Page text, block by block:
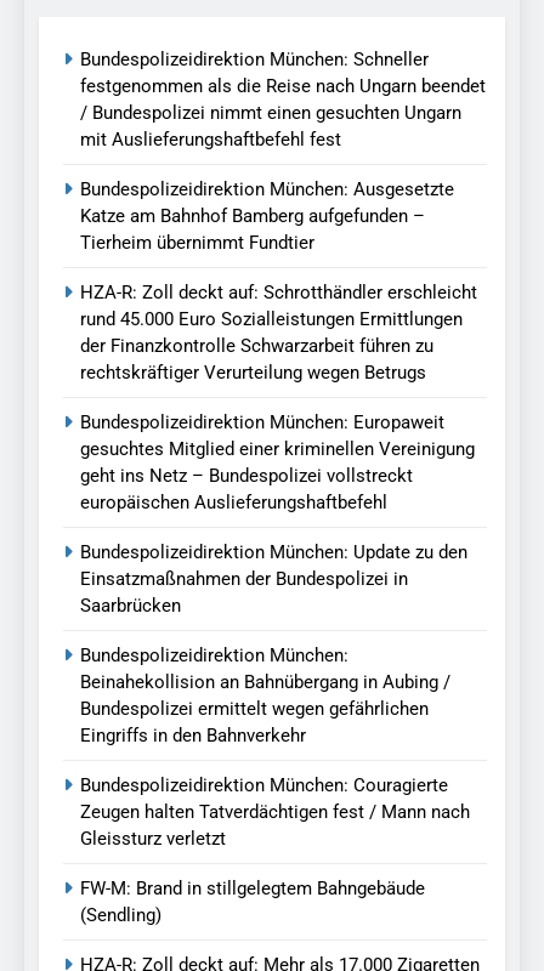
Bundespolizeidirektion München: Schneller
festgenommen als die Reise nach Ungarn beendet
/ Bundespolizei nimmt einen gesuchten Ungarn
mit Auslieferungshaftbefehl fest
Bundespolizeidirektion München: Ausgesetzte
Katze am Bahnhof Bamberg aufgefunden –
Tierheim übernimmt Fundtier
HZA-R: Zoll deckt auf: Schrotthändler erschleicht
rund 45.000 Euro Sozialleistungen Ermittlungen
der Finanzkontrolle Schwarzarbeit führen zu
rechtskräftiger Verurteilung wegen Betrugs
Bundespolizeidirektion München: Europaweit
gesuchtes Mitglied einer kriminellen Vereinigung
geht ins Netz – Bundespolizei vollstreckt
europäischen Auslieferungshaftbefehl
Bundespolizeidirektion München: Update zu den
Einsatzmaßnahmen der Bundespolizei in
Saarbrücken
Bundespolizeidirektion München:
Beinahekollision an Bahnübergang in Aubing /
Bundespolizei ermittelt wegen gefährlichen
Eingriffs in den Bahnverkehr
Bundespolizeidirektion München: Couragierte
Zeugen halten Tatverdächtigen fest / Mann nach
Gleissturz verletzt
FW-M: Brand in stillgelegtem Bahngebäude
(Sendling)
HZA-R: Zoll deckt auf: Mehr als 17.000 Zigaretten